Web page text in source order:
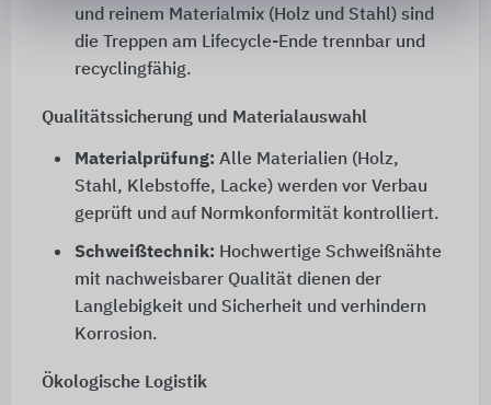
und reinem Materialmix (Holz und Stahl) sind
die Treppen am Lifecycle-Ende trennbar und
recyclingfähig.
Qualitätssicherung und Materialauswahl
Materialprüfung: Alle Materialien (Holz,
Stahl, Klebstoffe, Lacke) werden vor Verbau
geprüft und auf Normkonformität kontrolliert.
Schweißtechnik: Hochwertige Schweißnähte
mit nachweisbarer Qualität dienen der
Langlebigkeit und Sicherheit und verhindern
Korrosion.
Ökologische Logistik